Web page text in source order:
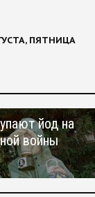
ПЯТНИЦА
йод на
войны